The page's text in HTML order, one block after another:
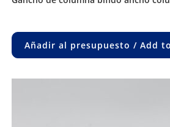
Añadir al presupuesto / Add